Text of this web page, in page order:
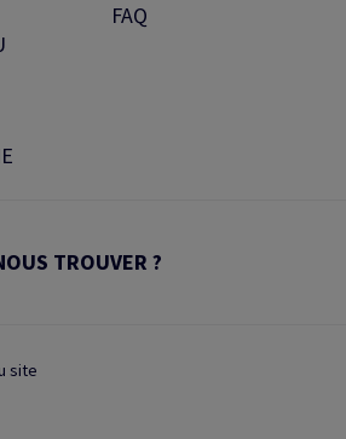
FAQ
TROUVER ?
site